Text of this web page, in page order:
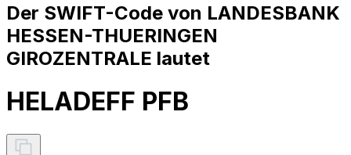
Der SWIFT-Code von LANDESBANK
HESSEN-THUERINGEN
GIROZENTRALE lautet
HELADEFF PFB